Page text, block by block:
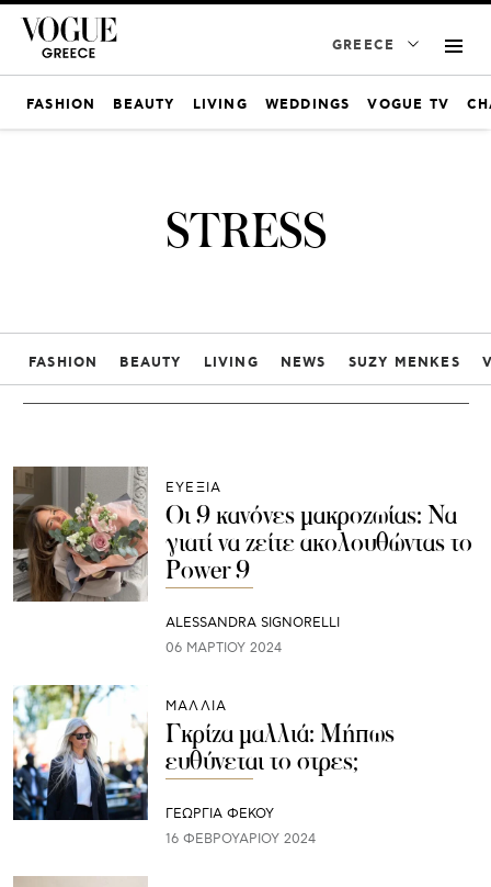
GREECE
FASHION BEAUTY LIVING WEDDINGS VOGUE TV
STRESS
FASHION BEAUTY LIVING NEWS SUZY MENKES
ΕΥΕΞΙΑ
Οι 9 κανόνες μακροζωίας: Να
γιατί να ζείτε ακολουθώντας το
Power 9
ALESSANDRA SIGNORELLI
06 ΜΑΡΤΊΟΥ 2024
ΜΑΛΛΙΑ
Γκρίζα μαλλιά: Μήπως
ευθύνεται το στρες;
ΓΕΩΡΓΙΑ ΦΕΚΟΥ
16 ΦΕΒΡΟΥΑΡΊΟΥ 2024